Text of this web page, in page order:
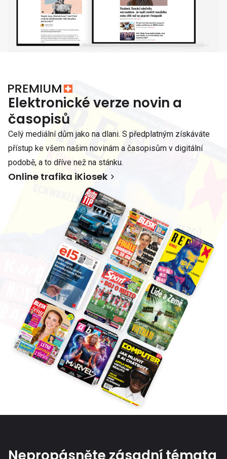
Elektronické verze novin a
časopisů
Celý mediální dům jako na dlani. S předplatným získáváte
přístup ke všem našim novinám a časopisům v digitální
podobě, a to dříve než na stánku.
Online trafika iKiosek